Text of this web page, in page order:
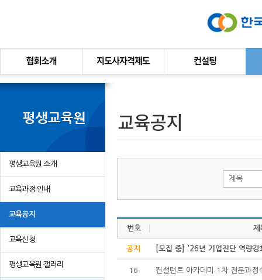
평생교육원 소개
교육과정 안내
교육공지
교육신청
평생교육원 갤러리
제목
번호 제
공지 [모집 중] '26년 기업진단 역량강
16 컨설턴트 아카데미 1차 전문과정